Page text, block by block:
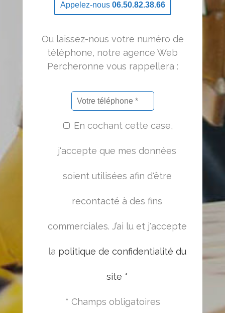
Appelez-nous 06.50.82.38.66
Ou laissez-nous votre numéro de
téléphone, notre agence Web
Percheronne vous rappellera :
En cochant cette case,
j'accepte que mes données
soient utilisées afin d'être
recontacté à des fins
commerciales. J’ai lu et j'accepte
la politique de confidentialité du
site *
* Champs obligatoires